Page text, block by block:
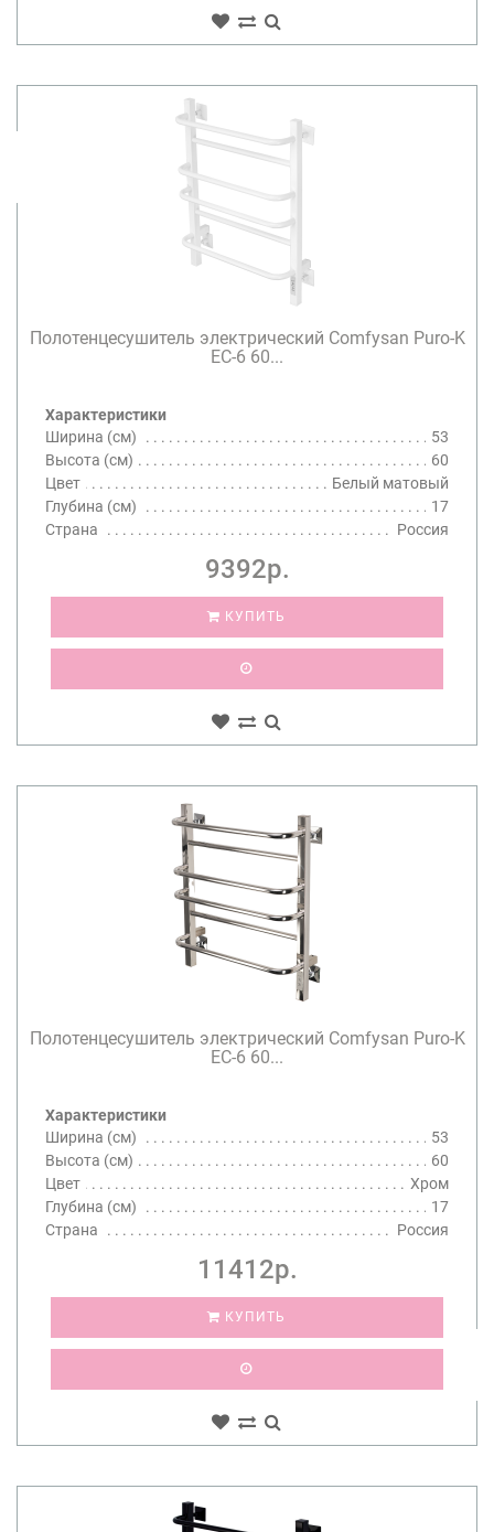
Полотенцесушитель электрический Comfysan Puro-K
EC-6 60...
Характеристики
Ширина (см)
53
Высота (см)
60
Цвет
Белый матовый
Глубина (см)
17
Страна
Россия
9392р.
КУПИТЬ
Полотенцесушитель электрический Comfysan Puro-K
EC-6 60...
Характеристики
Ширина (см)
53
Высота (см)
60
Цвет
Хром
Глубина (см)
17
Страна
Россия
11412р.
КУПИТЬ